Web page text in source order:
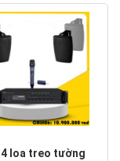
4 loa treo tường